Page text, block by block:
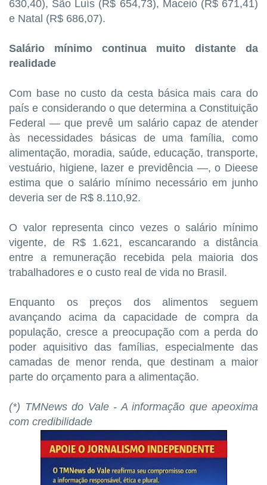
630,40), São Luís (R$ 654,73), Maceió (R$ 671,41)
e Natal (R$ 686,07).
Salário mínimo continua muito distante da
realidade
Com base no custo da cesta básica mais cara do
país e considerando o que determina a Constituição
Federal — que prevê um salário capaz de atender
às necessidades básicas de uma família, como
alimentação, moradia, saúde, educação, transporte,
vestuário, higiene, lazer e previdência —, o Dieese
estima que o salário mínimo necessário em junho
deveria ser de R$ 8.110,92.
O valor representa cinco vezes o salário mínimo
vigente, de R$ 1.621, escancarando a distância
entre a remuneração recebida pela maioria dos
trabalhadores e o custo real de vida no Brasil.
Enquanto os preços dos alimentos seguem
avançando acima da capacidade de compra da
população, cresce a preocupação com a perda do
poder aquisitivo das famílias, especialmente das
camadas de menor renda, que destinam a maior
parte do orçamento para a alimentação.
(*) TMNews do Vale - A informação que apeoxima
com credibilidade